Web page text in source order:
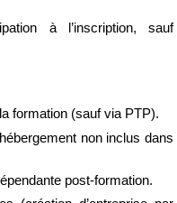
à l’inscription, sauf
formation (sauf via PTP).
non inclus dans
post-formation.